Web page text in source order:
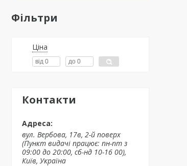
Фільтри
Ціна
Контакти
вул. Вербова, 17в, 2-й поверх
(Пункт видачі працює: пн-пт з
09:00 до 20:00, сб-нд 10-16 00),
Київ, Україна